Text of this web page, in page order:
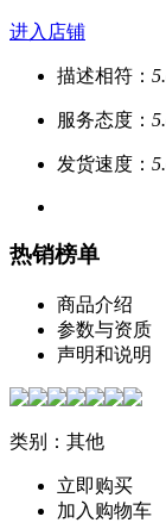
进入店铺
描述相符：
服务态度：
发货速度：
热销榜单
商品介绍
参数与资质
声明和说明
类别：其他
立即购买
加入购物车